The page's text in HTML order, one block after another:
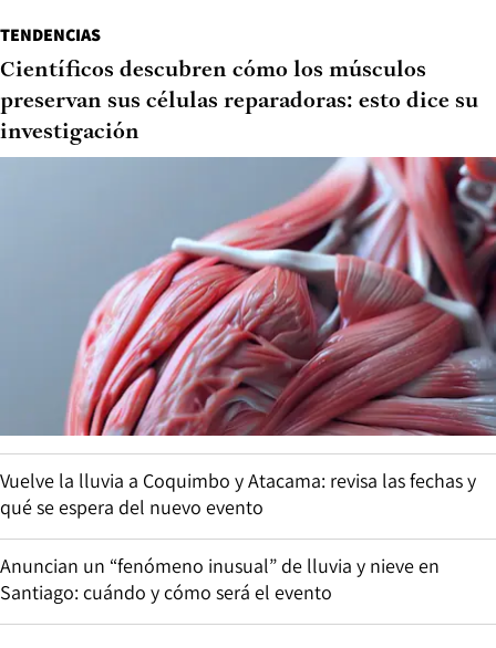
TENDENCIAS
Científicos descubren cómo los músculos
preservan sus células reparadoras: esto dice su
investigación
Vuelve la lluvia a Coquimbo y Atacama: revisa las fechas y
qué se espera del nuevo evento
Anuncian un “fenómeno inusual” de lluvia y nieve en
Santiago: cuándo y cómo será el evento